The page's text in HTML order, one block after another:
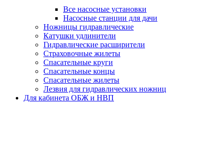
Все насосные установки
Насосные станции для дачи
Ножницы гидравлические
Катушки удлинители
Гидравлические расширители
Страховочные жилеты
Спасательные круги
Спасательные концы
Спасательные жилеты
Лезвия для гидравлических ножниц
Для кабинета ОБЖ и НВП